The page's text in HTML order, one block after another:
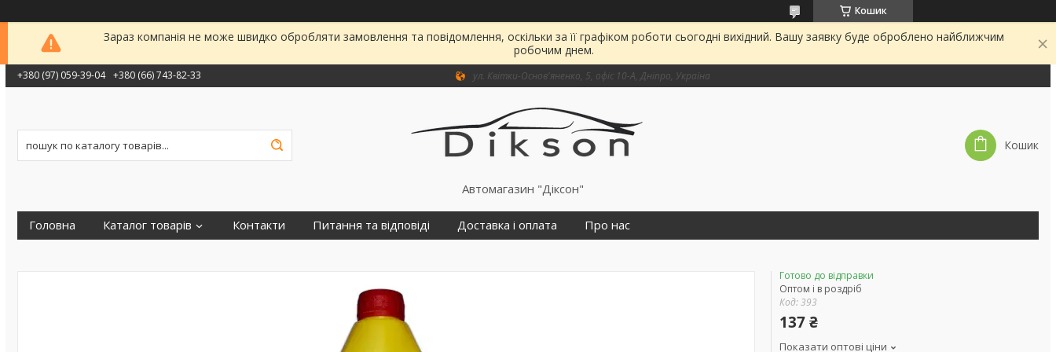
Кошик
Зараз компанія не може швидко обробляти замовлення та повідомлення, оскільки за її графіком роботи сьогодні вихідний. Вашу заявку буде оброблено найближчим
робочим днем.
+380 (97) 059-39-04 +380 (66) 743-82-33 ул. Квітки-Основ'яненко, 5, офіс 10-А, Дніпро, Україна
Автомагазин "Діксон"
Кошик
Головна Каталог товарів Контакти Питання та відповіді Доставка і оплата Про нас
Готово до відправки
Оптом і в роздріб
Код:393
137 ₴
Показати оптові ціни